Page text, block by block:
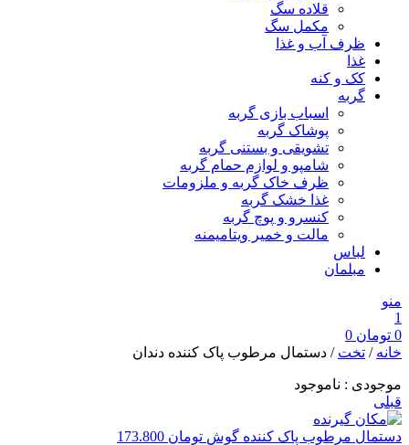
قلاده سگ
مکمل سگ
ظرف آب و غذا
غذا
کک و کنه
گربه
اسباب بازی گربه
پوشاک گربه
تشویقی و بستنی گربه
شامپو و لوازم حمام گربه
ظرف خاک گربه و ملزومات
غذا خشک گربه
کنسرو و پوچ گربه
مالت و خمیر ویتامیمنه
لباس
مبلمان
منو
1
0 تومان
خانه / تخت / دستمال مرطوب پاک کننده دندان
موجودی : ناموجود
قبلی
دستمال مرطوب پاک کننده گوش تومان